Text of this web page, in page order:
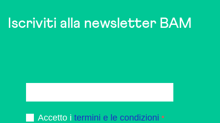
Iscriviti alla newsletter BAM
Accetto i termini e le condizioni